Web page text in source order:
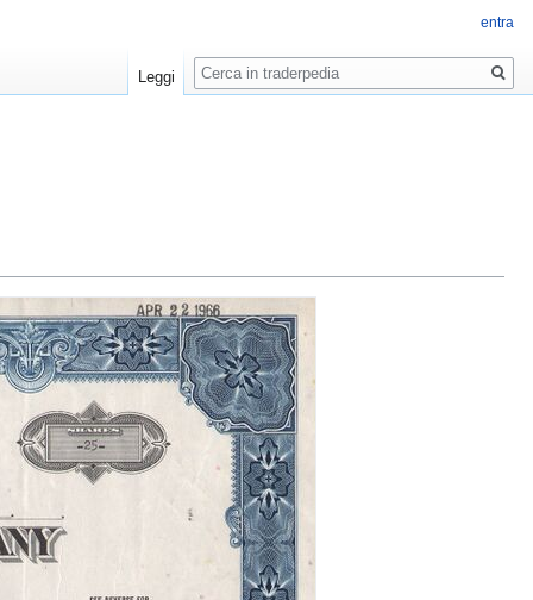
entra
Leggi
Ricerca